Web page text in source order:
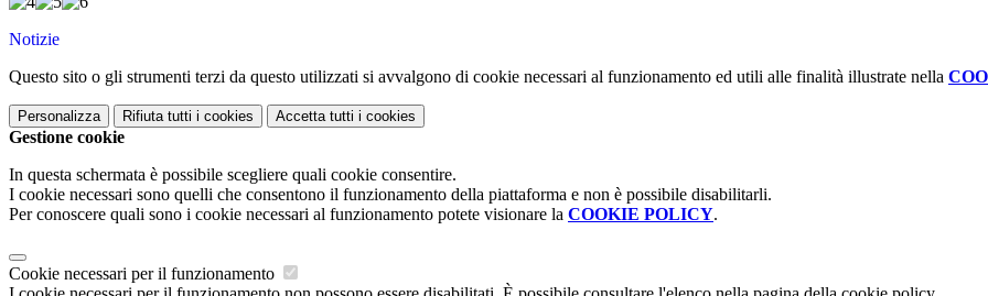
Notizie
Questo sito o gli strumenti terzi da questo utilizzati si avvalgono di cookie necessari al funzionamento ed utili alle finalità illustrate nella
Personalizza Rifiuta tutti i cookies Accetta tutti i cookies
Gestione cookie
In questa schermata è possibile scegliere quali cookie consentire.
I cookie necessari sono quelli che consentono il funzionamento della piattaforma e non è possibile disabilitarli.
Per conoscere quali sono i cookie necessari al funzionamento potete visionare la COOKIE POLICY.
Cookie necessari per il funzionamento